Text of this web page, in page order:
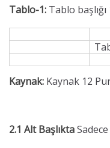
Tablo-1: Tablo
Kaynak: Kaynak 12
2.1 Alt Başlıkta